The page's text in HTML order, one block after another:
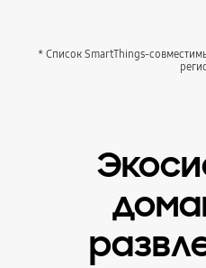
* Список SmartThings-